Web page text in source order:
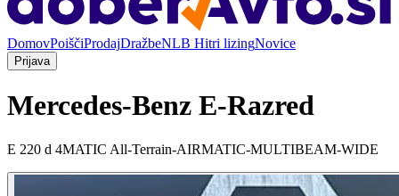
DomovPoiščiProdajDražbeNLB Hitri lizingNovice
Prijava
Mercedes-Benz E-Razred
E 220 d 4MATIC All-Terrain-AIRMATIC-MULTIBEAM-WIDE